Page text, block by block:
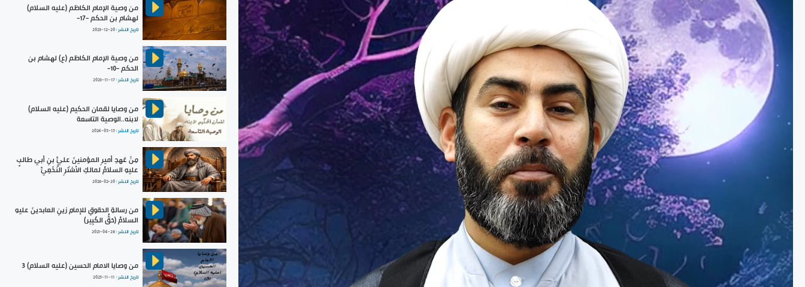
من وصية الإمام الكاظم (عليه السلام)
لهشام بن الحكم -17-
تاريخ النشر :2023-12-20
من وصية الإمام الكاظم (ع) لهشام بن
الحكم -10-
تاريخ النشر :2023-11-17
من وصايا لقمان الحكيم (عليه السلام)
لابنه..الوصية التاسعة
تاريخ النشر :2024-05-15
مِنْ عَهدِ أميرِ المؤمنينَ عليِّ بنِ أبي طالبٍ
عليهِ السلامُ لمالكِ الأشتَرِ النَّخَعِيِّ
تاريخ النشر :2026-02-20
من رسالةِ الحقوقِ للإمامِ زينِ العابدينَ عليهِ
السلامُ (حَقُّ الكَبِير)
تاريخ النشر :2021-04-28
من وصايا الامام الحسين (عليه السلام) 3
تاريخ النشر : 2025-11-11